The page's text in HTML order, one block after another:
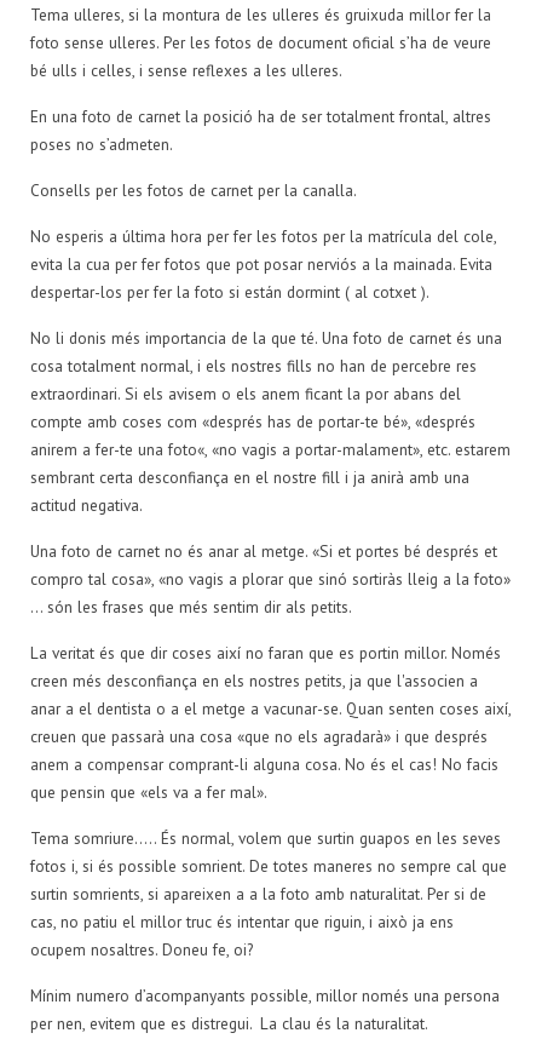
Tema ulleres, si la montura de les ulleres és gruixuda millor fer la
foto sense ulleres. Per les fotos de document oficial s’ha de veure
bé ulls i celles, i sense reflexes a les ulleres.
En una foto de carnet la posició ha de ser totalment frontal, altres
poses no s’admeten.
Consells per les fotos de carnet per la canalla.
No esperis a última hora per fer les fotos per la matrícula del cole,
evita la cua per fer fotos que pot posar nerviós a la mainada. Evita
despertar-los per fer la foto si están dormint ( al cotxet ).
No li donis més importancia de la que té. Una foto de carnet és una
cosa totalment normal, i els nostres fills no han de percebre res
extraordinari. Si els avisem o els anem ficant la por abans del
compte amb coses com «després has de portar-te bé», «després
anirem a fer-te una foto«, «no vagis a portar-malament», etc. estarem
sembrant certa desconfiança en el nostre fill i ja anirà amb una
actitud negativa.
Una foto de carnet no és anar al metge. «Si et portes bé després et
compro tal cosa», «no vagis a plorar que sinó sortiràs lleig a la foto»
... són les frases que més sentim dir als petits.
La veritat és que dir coses així no faran que es portin millor. Només
creen més desconfiança en els nostres petits, ja que l'associen a
anar a el dentista o a el metge a vacunar-se. Quan senten coses així,
creuen que passarà una cosa «que no els agradarà» i que després
anem a compensar comprant-li alguna cosa. No és el cas! No facis
que pensin que «els va a fer mal».
Tema somriure..... És normal, volem que surtin guapos en les seves
fotos i, si és possible somrient. De totes maneres no sempre cal que
surtin somrients, si apareixen a a la foto amb naturalitat. Per si de
cas, no patiu el millor truc és intentar que riguin, i això ja ens
ocupem nosaltres. Doneu fe, oi?
Mínim numero d’acompanyants possible, millor només una persona
per nen, evitem que es distregui. La clau és la naturalitat.